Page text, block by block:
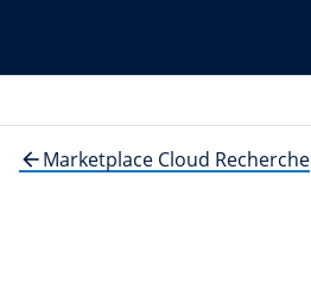
arrow_back Marketplace Cloud Recherche